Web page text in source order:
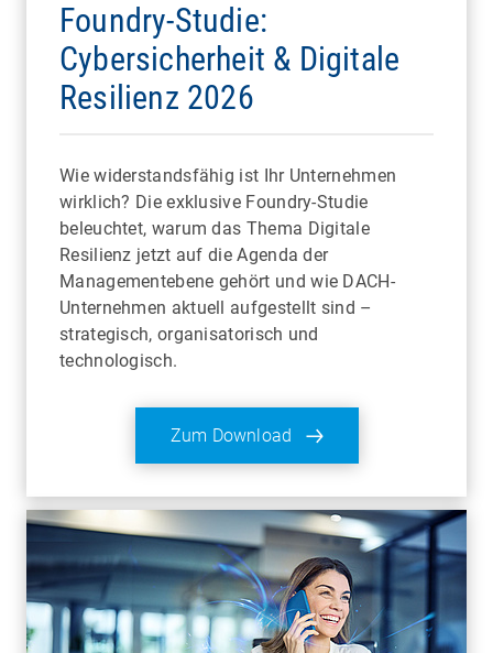
Foundry-Studie:
Cybersicherheit & Digitale
Resilienz 2026
Wie widerstandsfähig ist Ihr Unternehmen
wirklich? Die exklusive Foundry-Studie
beleuchtet, warum das Thema Digitale
Resilienz jetzt auf die Agenda der
Managementebene gehört und wie DACH-
Unternehmen aktuell aufgestellt sind –
strategisch, organisatorisch und
technologisch.
Zum Download